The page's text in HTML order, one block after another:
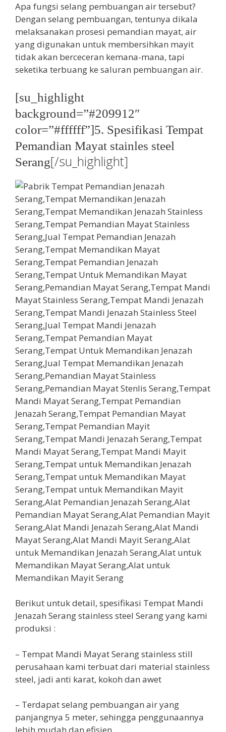
Apa fungsi selang pembuangan air tersebut?
Dengan selang pembuangan, tentunya dikala
melaksanakan prosesi pemandian mayat, air
yang digunakan untuk membersihkan mayit
tidak akan berceceran kemana-mana, tapi
seketika terbuang ke saluran pembuangan air.
[su_highlight
background=”#209912″
color=”#ffffff”]5. Spesifikasi Tempat
Pemandian Mayat stainles steel
Serang[/su_highlight]
Berikut untuk detail, spesifikasi Tempat Mandi
Jenazah Serang stainless steel Serang yang kami
produksi :
– Tempat Mandi Mayat Serang stainless still
perusahaan kami terbuat dari material stainless
steel, jadi anti karat, kokoh dan awet
– Terdapat selang pembuangan air yang
panjangnya 5 meter, sehingga penggunaannya